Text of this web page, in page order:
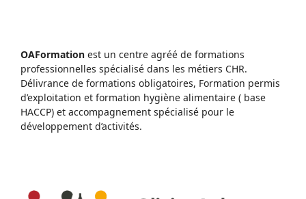
OAFormation est un centre agréé de formations
professionnelles spécialisé dans les métiers CHR.
Délivrance de formations obligatoires, Formation permis
d’exploitation et formation hygiène alimentaire ( base
HACCP) et accompagnement spécialisé pour le
développement d’activités.